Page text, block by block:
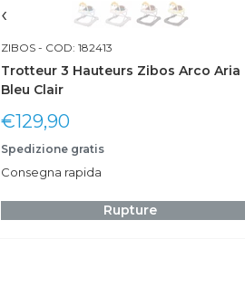
‹
ZIBOS - COD: 182413
Trotteur 3 Hauteurs Zibos Arco Aria
Bleu Clair
Prix
réduit
€129,90
Spedizione gratis
Consegna rapida
Rupture